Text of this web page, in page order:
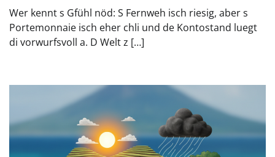
Wer kennt s Gfühl nöd: S Fernweh isch riesig, aber s
Portemonnaie isch eher chli und de Kontostand luegt
di vorwurfsvoll a. D Welt z […]